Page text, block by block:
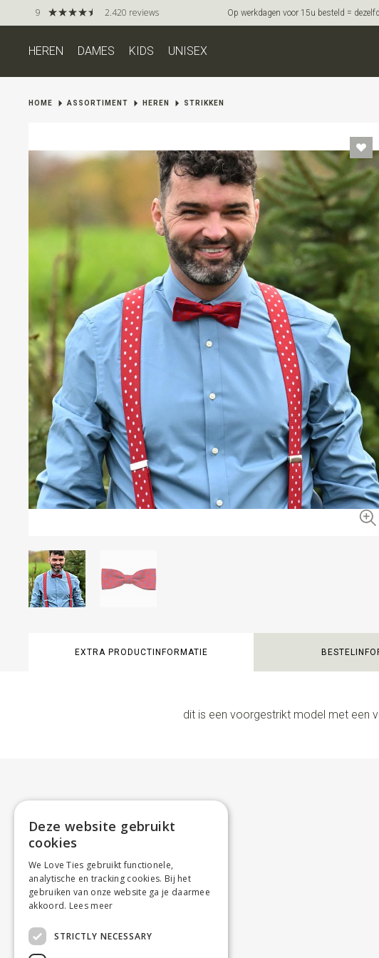
9 2.420 reviews Op werkdagen voor 15u besteld =
HEREN DAMES KIDS UNISEX
HOME ASSORTIMENT HEREN STRIKKEN
EXTRA PRODUCTINFORMATIE
dit is een voorgestrikt model met een
Deze website gebruikt
cookies
We Love Ties gebruikt functionele,
analytische en tracking cookies. Bij het
gebruiken van onze website ga je daarmee
akkoord. Lees meer
STRICTLY NECESSARY